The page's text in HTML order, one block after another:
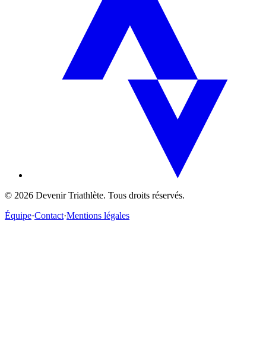
© 2026 Devenir Triathlète. Tous droits réservés.
Équipe·Contact·Mentions légales